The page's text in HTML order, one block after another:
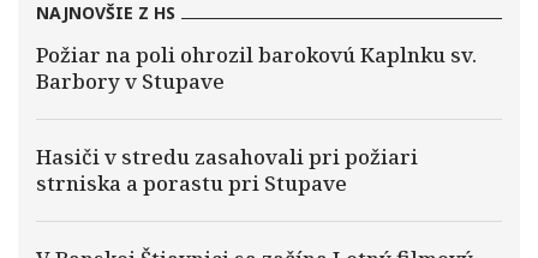
NAJNOVŠIE Z HS
Požiar na poli ohrozil barokovú Kaplnku sv.
Barbory v Stupave
Hasiči v stredu zasahovali pri požiari
strniska a porastu pri Stupave